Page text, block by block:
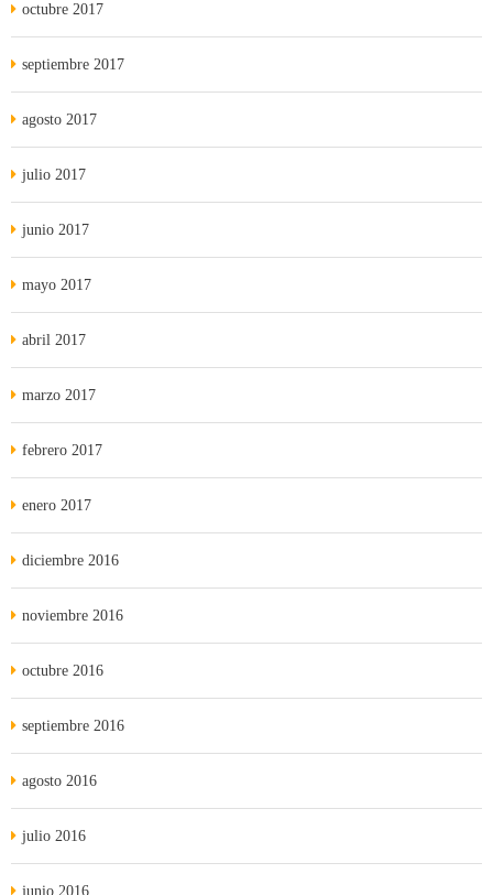
octubre 2017
septiembre 2017
agosto 2017
julio 2017
junio 2017
mayo 2017
abril 2017
marzo 2017
febrero 2017
enero 2017
diciembre 2016
noviembre 2016
octubre 2016
septiembre 2016
agosto 2016
julio 2016
junio 2016